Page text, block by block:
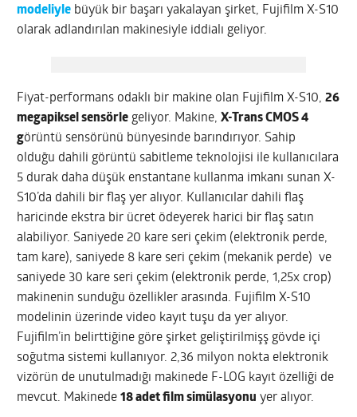
modeliyle büyük bir başarı yakalayan şirket, Fujifilm X-S10
olarak adlandırılan makinesiyle iddialı geliyor.
Fiyat-performans odaklı bir makine olan Fujifilm X-S10,26
megapiksel sensörle geliyor. Makine,X-Trans CMOS 4
görüntü sensörünü bünyesinde barındırıyor. Sahip
olduğu dahili görüntü sabitleme teknolojisi ile kullanıcılara
5 durak daha düşük enstantane kullanma imkanı sunan X-
S10’da dahili bir flaş yer alıyor. Kullanıcılar dahili flaş
haricinde ekstra bir ücret ödeyerek harici bir flaş satın
alabiliyor. Saniyede 20 kare seri çekim (elektronik perde,
tam kare), saniyede 8 kare seri çekim (mekanik perde) ve
saniyede 30 kare seri çekim (elektronik perde, 1,25x crop)
makinenin sunduğu özellikler arasında. Fujifilm X-S10
modelinin üzerinde video kayıt tuşu da yer alıyor.
Fujifilm’in belirttiğine göre şirket geliştirilmişş gövde içi
soğutma sistemi kullanıyor. 2,36 milyon nokta elektronik
vizörün de unutulmadığı makinede F-LOG kayıt özelliği de
mevcut. Makinede18 adet film simülasyonu yer alıyor.